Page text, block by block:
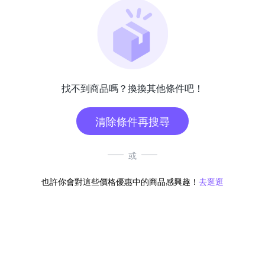
找不到商品嗎？換換其他條件吧！
清除條件再搜尋
或
也許你會對這些價格優惠中的商品感興趣！ 去逛逛